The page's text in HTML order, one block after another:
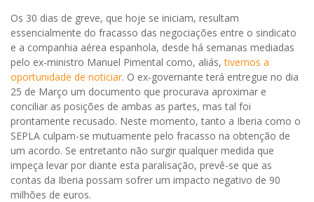
Os 30 dias de greve, que hoje se iniciam, resultam
essencialmente do fracasso das negociações entre o sindicato
e a companhia aérea espanhola, desde há semanas mediadas
pelo ex-ministro Manuel Pimental como, aliás,tivemos a
oportunidade de noticiar. O ex-governante terá entregue no dia
25 de Março um documento que procurava aproximar e
conciliar as posições de ambas as partes, mas tal foi
prontamente recusado. Neste momento, tanto a Iberia como o
SEPLA culpam-se mutuamente pelo fracasso na obtenção de
um acordo. Se entretanto não surgir qualquer medida que
impeça levar por diante esta paralisação, prevê-se que as
contas da Iberia possam sofrer um impacto negativo de 90
milhões de euros.